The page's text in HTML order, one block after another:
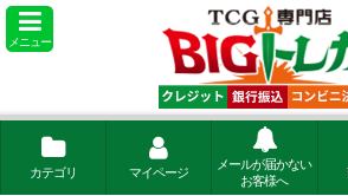
メニュー
カテゴリ マイページ
メールが届かない
お客様へ